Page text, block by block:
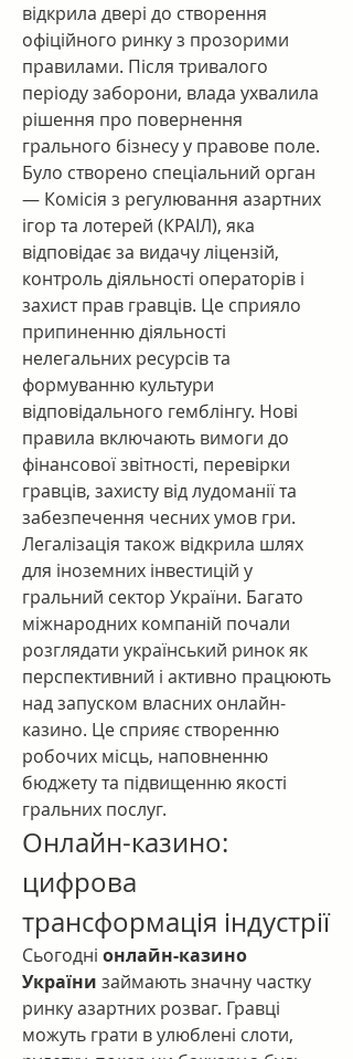
відкрила двері до створення
офіційного ринку з прозорими
правилами. Після тривалого
періоду заборони, влада ухвалила
рішення про повернення
грального бізнесу у правове поле.
Було створено спеціальний орган
— Комісія з регулювання азартних
ігор та лотерей (КРАІЛ), яка
відповідає за видачу ліцензій,
контроль діяльності операторів і
захист прав гравців. Це сприяло
припиненню діяльності
нелегальних ресурсів та
формуванню культури
відповідального гемблінгу. Нові
правила включають вимоги до
фінансової звітності, перевірки
гравців, захисту від лудоманії та
забезпечення чесних умов гри.
Легалізація також відкрила шлях
для іноземних інвестицій у
гральний сектор України. Багато
міжнародних компаній почали
розглядати український ринок як
перспективний і активно працюють
над запуском власних онлайн-
казино. Це сприяє створенню
робочих місць, наповненню
бюджету та підвищенню якості
гральних послуг.
Онлайн-казино:
цифрова
трансформація індустрії
Сьогодні онлайн-казино
України займають значну частку
ринку азартних розваг. Гравці
можуть грати в улюблені слоти,